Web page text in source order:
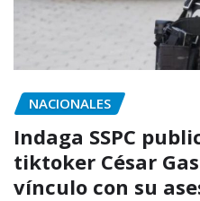
NACIONALES
Indaga SSPC
tiktoker César
vínculo con su